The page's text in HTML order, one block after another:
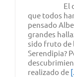
El
que todos
pensado
grandes
sido fruto de
Serendipia?
realizado de